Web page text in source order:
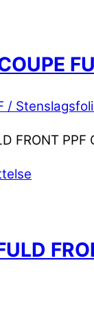
/
FRONT PPF